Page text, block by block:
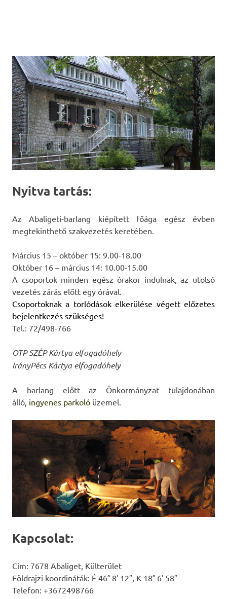
Nyitva tartás:
Az Abaligeti-barlang kiépített főága egész évben
megtekinthető szakvezetés keretében.
Március 15 – október 15: 9.00-18.00
Október 16 – március 14: 10.00-15.00
A csoportok minden egész órakor indulnak, az utolsó
vezetés zárás előtt egy órával.
Csoportoknak a torlódások elkerülése végett előzetes
bejelentkezés szükséges!
Tel.: 72/498-766
OTP SZÉP Kártya elfogadóhely
IrányPécs Kártya elfogadóhely
A barlang előtt az Önkormányzat tulajdonában
álló, ingyenes parkoló üzemel.
Kapcsolat:
Cím: 7678 Abaliget, Külterület
Földrajzi koordináták: É 46° 8′ 12″, K 18° 6′ 58″
Telefon: +3672498766